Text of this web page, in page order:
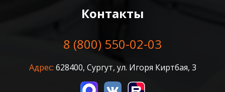
Контакты
8 (800) 550-02-03
Адрес: 628400, Сургут, ул. Игоря Киртбая, 3